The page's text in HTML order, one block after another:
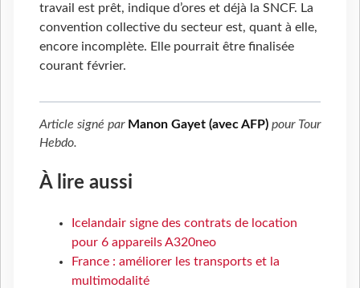
travail est prêt, indique d’ores et déjà la SNCF. La
convention collective du secteur est, quant à elle,
encore incomplète. Elle pourrait être finalisée
courant février.
Article signé par Manon Gayet (avec AFP) pour Tour
Hebdo.
À lire aussi
Icelandair signe des contrats de location
pour 6 appareils A320neo
France : améliorer les transports et la
multimodalité